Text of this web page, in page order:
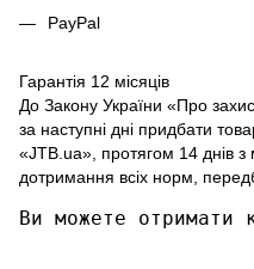
PayPal
Гарантія 12 місяців
До Закону України «Про
за наступні дні придбати
«JTB.ua», протягом 14 днів
дотримання всіх норм,
Ви можете отримати